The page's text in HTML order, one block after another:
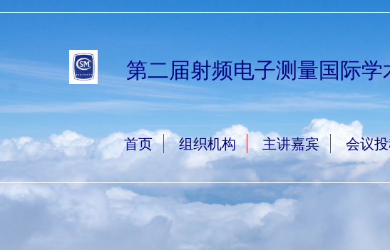
第二届射频电子测量国际学
首页 组织机构 主讲嘉宾 会议